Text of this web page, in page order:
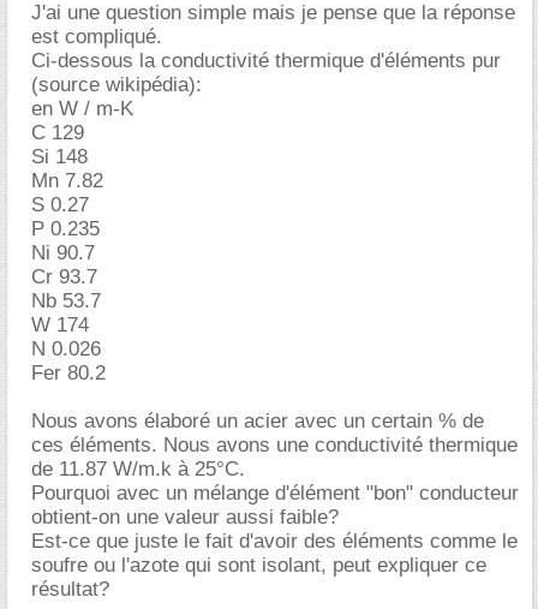
J'ai une question simple mais je pense que la réponse
est compliqué.
Ci-dessous la conductivité thermique d'éléments pur
(source wikipédia):
en W / m-K
C 129
Si 148
Mn 7.82
S 0.27
P 0.235
Ni 90.7
Cr 93.7
Nb 53.7
W 174
N 0.026
Fer 80.2
Nous avons élaboré un acier avec un certain % de
ces éléments. Nous avons une conductivité thermique
de 11.87 W/m.k à 25°C.
Pourquoi avec un mélange d'élément "bon" conducteur
obtient-on une valeur aussi faible?
Est-ce que juste le fait d'avoir des éléments comme le
soufre ou l'azote qui sont isolant, peut expliquer ce
résultat?